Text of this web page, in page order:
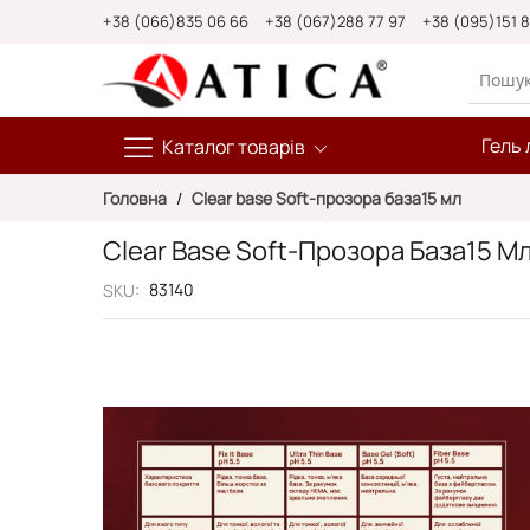
+38 (066)835 06 66 +38 (067)288 77 97 +38 (095)151
Каталог товарів Гель
Головна Clear base Soft-прозора база15 мл
Clear Base Soft-Прозора База15
SKU 83140
кінця